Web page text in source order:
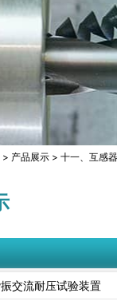
> 产品展示 > 十一、互感
交流耐压试验装置